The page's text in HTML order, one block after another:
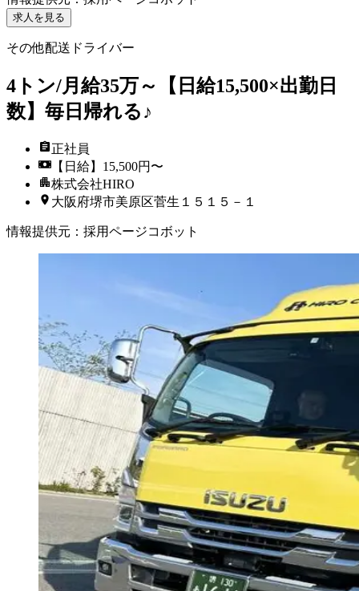
求人を見る
その他配送ドライバー
4トン/月給35万～【日給15,500×出勤日
数】毎日帰れる♪
正社員
【日給】15,500円〜
株式会社HIRO
大阪府堺市美原区菅生１５１５－１
情報提供元 ： 採用ページコボット